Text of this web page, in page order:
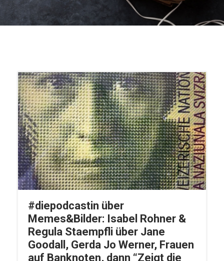
#diepodcastin über
Memes&Bilder: Isabel Rohner &
Regula Staempfli über Jane
Goodall, Gerda Jo Werner, Frauen
auf Banknoten, dann “Zeigt die